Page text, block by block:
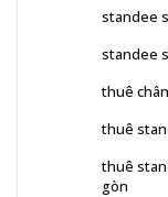
standee
standee
thuê
thuê
thuê
gòn